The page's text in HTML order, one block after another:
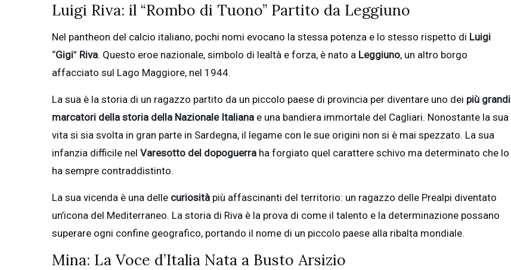
Luigi Riva: il “Rombo di Tuono” Partito da Leggiuno
Nel pantheon del calcio italiano, pochi nomi evocano la stessa potenza e lo stesso rispetto di Luigi
“Gigi” Riva. Questo eroe nazionale, simbolo di lealtà e forza, è nato a Leggiuno, un altro borgo
affacciato sul Lago Maggiore, nel 1944.
La sua è la storia di un ragazzo partito da un piccolo paese di provincia per diventare uno dei più grandi
marcatori della storia della Nazionale Italiana e una bandiera immortale del Cagliari. Nonostante la sua
vita si sia svolta in gran parte in Sardegna, il legame con le sue origini non si è mai spezzato. La sua
infanzia difficile nel Varesotto del dopoguerra ha forgiato quel carattere schivo ma determinato che lo
ha sempre contraddistinto.
La sua vicenda è una delle curiosità più affascinanti del territorio: un ragazzo delle Prealpi diventato
un’icona del Mediterraneo. La storia di Riva è la prova di come il talento e la determinazione possano
superare ogni confine geografico, portando il nome di un piccolo paese alla ribalta mondiale.
Mina: La Voce d’Italia Nata a Busto Arsizio